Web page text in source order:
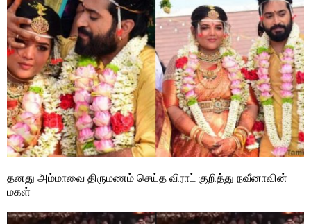
தனது அம்மாவை திருமணம் செய்த விராட் குறித்து நவீனாவின்
மகள்